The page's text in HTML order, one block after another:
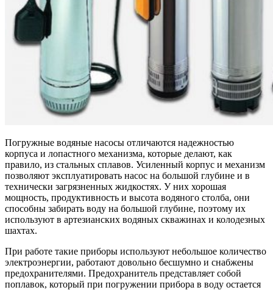
Погружные водяные насосы отличаются надежностью
корпуса и лопастного механизма, которые делают, как
правило, из стальных сплавов. Усиленный корпус и механизм
позволяют эксплуатировать насос на большой глубине и в
технически загрязненных жидкостях. У них хорошая
мощность, продуктивность и высота водяного столба, они
способны забирать воду на большой глубине, поэтому их
используют в артезианских водяных скважинах и колодезных
шахтах.
При работе такие приборы используют небольшое количество
электроэнергии, работают довольно бесшумно и снабжены
предохранителями. Предохранитель представляет собой
поплавок, который при погружении прибора в воду остается